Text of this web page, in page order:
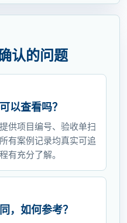
认的问题
以查看吗？
供项目编号、验收单扫
有案例记录均真实可追
有充分了解。
，如何参考？